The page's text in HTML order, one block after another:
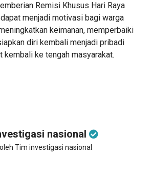
Remisi Khusus Hari Raya
menjadi motivasi bagi warga
keimanan, memperbaiki
diri kembali menjadi pribadi
kembali ke tengah masyarakat.
nasional
Tim investigasi nasional